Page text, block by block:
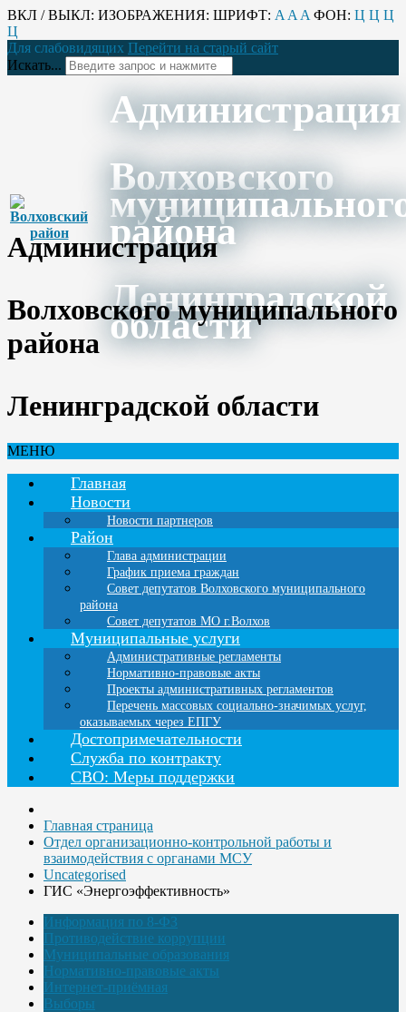
ВКЛ / ВЫКЛ: ИЗОБРАЖЕНИЯ: ШРИФТ: A A A ФОН: Ц Ц Ц
Ц
Для слабовидящих Перейти на старый сайт
Искать...
Администрация
Волховского
района
Ленинградской
области
Администрация
Волховского муниципального
района
Ленинградской области
МЕНЮ
Главная
Новости
Новости партнеров
Район
Глава администрации
График приема граждан
Совет депутатов Волховского муниципального
района
Совет депутатов МО г.Волхов
Муниципальные услуги
Административные регламенты
Нормативно-правовые акты
Проекты административных регламентов
Перечень массовых социально-значимых услуг,
оказываемых через ЕПГУ
Достопримечательности
Служба по контракту
СВО: Меры поддержки
Главная страница
Отдел организационно-контрольной работы и
взаимодействия с органами МСУ
Uncategorised
ГИС «Энергоэффективность»
Информация по 8-ФЗ
Противодействие коррупции
Муниципальные образования
Нормативно-правовые акты
Интернет-приёмная
Выборы